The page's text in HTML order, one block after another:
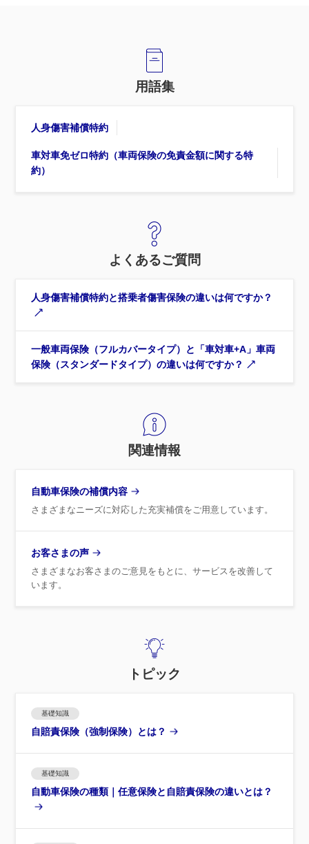
用語集
人身傷害補償特約
車対車免ゼロ特約（車両保険の免責金額に関する特
約）
よくあるご質問
人身傷害補償特約と搭乗者傷害保険の違いは何ですか？
一般車両保険（フルカバータイプ）と「車対車+A」車両
保険（スタンダードタイプ）の違いは何ですか？
関連情報
自動車保険の補償内容
さまざまなニーズに対応した充実補償をご用意しています。
お客さまの声
さまざまなお客さまのご意見をもとに、サービスを改善して
います。
トピック
基礎知識
自賠責保険（強制保険）とは？
基礎知識
自動車保険の種類｜任意保険と自賠責保険の違いとは？